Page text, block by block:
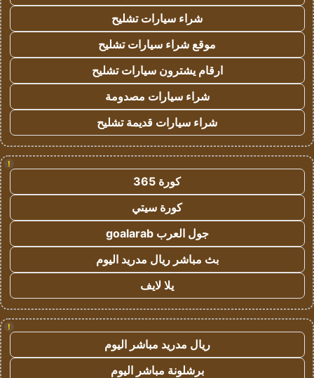
شراء سيارات تشليح
موقع شراء سيارات تشليح
ارقام يشترون سيارات تشليح
شراء سيارات مصدومة
شراء سيارات قديمة تشليح
!
كورة 365
كورة سيتي
جول العرب goalarab
بث مباشر ريال مدريد اليوم
يلا لايف
!
ريال مدريد مباشر اليوم
برشلونة مباشر اليوم